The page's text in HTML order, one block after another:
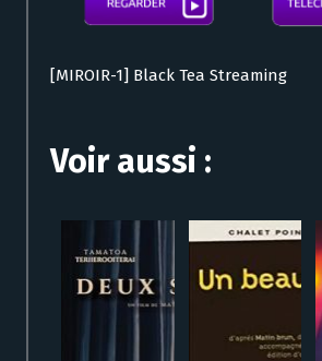
[MIROIR-1] Black Tea Streaming
Voir aussi :